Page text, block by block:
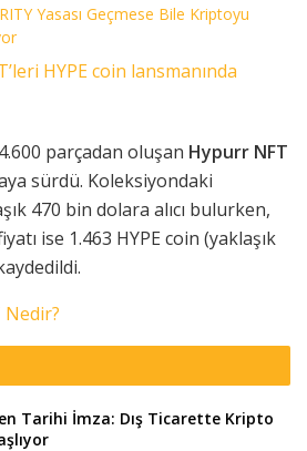
Yasası Geçmese Bile Kriptoyu
HYPE coin lansmanında
parçadan oluşan Hypurr NFT
sürdü. Koleksiyondaki
470 bin dolara alıcı bulurken,
ise 1.463 HYPE coin (yaklaşık
Nedir?
Tarihi İmza: Dış Ticarette Kripto